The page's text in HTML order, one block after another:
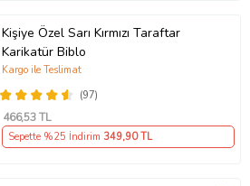
Kişiye Özel Sarı Kırmızı Taraftar
Karikatür Biblo
(97)
Kargo ile Teslimat
466,53 TL
Sepette %25 İndirim 349,90 TL